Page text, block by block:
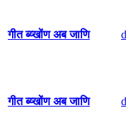
गीत ब्य्खोंण अब जाणि
गीत ब्य्खोंण अब जाणि